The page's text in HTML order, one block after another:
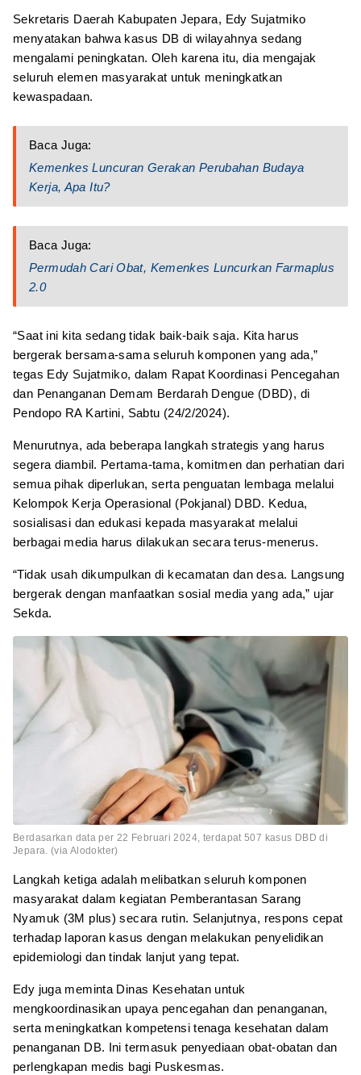
Sekretaris Daerah Kabupaten Jepara, Edy Sujatmiko
menyatakan bahwa kasus DB di wilayahnya sedang
mengalami peningkatan. Oleh karena itu, dia mengajak
seluruh elemen masyarakat untuk meningkatkan
kewaspadaan.
Baca Juga:
Kemenkes Luncuran Gerakan Perubahan Budaya
Kerja, Apa Itu?
Baca Juga:
Permudah Cari Obat, Kemenkes Luncurkan Farmaplus
2.0
“Saat ini kita sedang tidak baik-baik saja. Kita harus
bergerak bersama-sama seluruh komponen yang ada,”
tegas Edy Sujatmiko, dalam Rapat Koordinasi Pencegahan
dan Penanganan Demam Berdarah Dengue (DBD), di
Pendopo RA Kartini, Sabtu (24/2/2024).
Menurutnya, ada beberapa langkah strategis yang harus
segera diambil. Pertama-tama, komitmen dan perhatian dari
semua pihak diperlukan, serta penguatan lembaga melalui
Kelompok Kerja Operasional (Pokjanal) DBD. Kedua,
sosialisasi dan edukasi kepada masyarakat melalui
berbagai media harus dilakukan secara terus-menerus.
“Tidak usah dikumpulkan di kecamatan dan desa. Langsung
bergerak dengan manfaatkan sosial media yang ada,” ujar
Sekda.
Berdasarkan data per 22 Februari 2024, terdapat 507 kasus DBD di
Jepara. (via Alodokter)
Langkah ketiga adalah melibatkan seluruh komponen
masyarakat dalam kegiatan Pemberantasan Sarang
Nyamuk (3M plus) secara rutin. Selanjutnya, respons cepat
terhadap laporan kasus dengan melakukan penyelidikan
epidemiologi dan tindak lanjut yang tepat.
Edy juga meminta Dinas Kesehatan untuk
mengkoordinasikan upaya pencegahan dan penanganan,
serta meningkatkan kompetensi tenaga kesehatan dalam
penanganan DB. Ini termasuk penyediaan obat-obatan dan
perlengkapan medis bagi Puskesmas.